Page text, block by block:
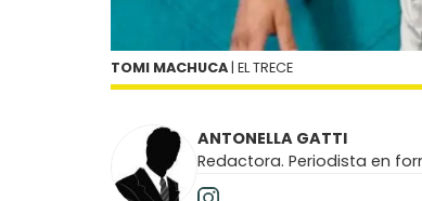
TOMI MACHUCA | EL TRECE
ANTONELLA GATTI
Redactora. Periodista en